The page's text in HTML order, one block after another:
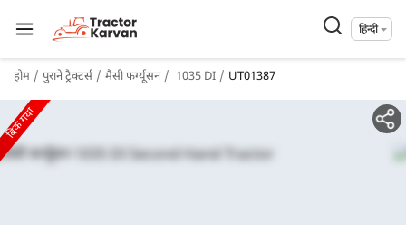
हिन्दी
होम पुराने ट्रैक्टर्स मैसी फर्ग्यूसन 1035 DI UT01387
बिक गया